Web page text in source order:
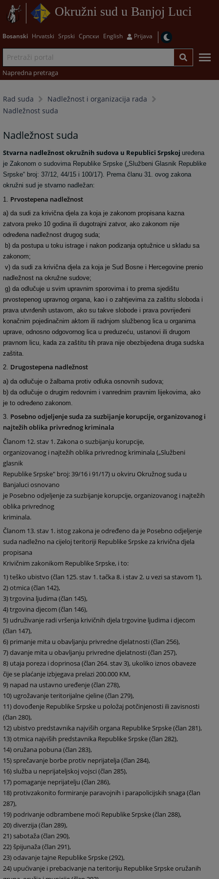
Okružni sud u Banjoj Luci
Bosanski Hrvatski Srpski Српски English Prijava
Napredna pretraga
Rad suda
Nadležnost i organizacija rada
Nadležnost suda
Nadležnost suda
Stvarna nadležnost okružnih sudova u Republici Srpskoj uređena
je Zakonom o sudovima Republike Srpske („Službeni Glasnik Republike
Srpske“ broj: 37/12, 44/15 i 100/17). Prema članu 31. ovog zakona
okružni sud je stvarno nadležan:
1. Prvostepena nadležnost
a) da sudi za krivična djela za koja je zakonom propisana kazna
zatvora preko 10 godina ili dugotrajni zatvor, ako zakonom nije
određena nadležnost drugog suda;
b) da postupa u toku istrage i nakon podizanja optužnice u skladu sa
zakonom;
v) da sudi za krivična djela za koja je Sud Bosne i Hercegovine prenio
nadležnost na okružne sudove;
g) da odlučuje u svim upravnim sporovima i to prema sjedištu
prvostepenog upravnog organa, kao i o zahtjevima za zaštitu sloboda i
prava utvrđenih ustavom, ako su takve slobode i prava povrijeđeni
konačnim pojedinačnim aktom ili radnjom službenog lica u organima
uprave, odnosno odgovornog lica u preduzeću, ustanovi ili drugom
pravnom licu, kada za zaštitu tih prava nije obezbijeđena druga sudska
zaštita.
2. Drugostepena nadležnost
a) da odlučuje o žalbama protiv odluka osnovnih sudova;
b) da odlučuje o drugim redovnim i vanrednim pravnim lijekovima, ako
je to određeno zakonom.
3. Posebno odjeljenje suda za suzbijanje korupcije, organizovanog i
najtežih oblika privrednog kriminala
Članom 12. stav 1. Zakona o suzbijanju korupcije,
organizovanog i najtežih oblika privrednog kriminala („Službeni
glasnik
Republike Srpske" broj: 39/16 i 91/17) u okviru Okružnog suda u
Banjaluci osnovano
je Posebno odjeljenje za suzbijanje korupcije, organizovanog i najtežih
oblika privrednog
kriminala.
Članom 13. stav 1. istog zakona je određeno da je Posebno odjeljenje
suda nadležno na cijeloj teritoriji Republike Srpske za krivična djela
propisana
Krivičnim zakonikom Republike Srpske, i to:
1)teško ubistvo (član 125. stav 1. tačka8. i stav 2. u vezi sa stavom 1),
2)otmica (član 142),
3)trgovina ljudima (član 145),
4)trgovina djecom(član 146),
5) udruživanje radi vršenja krivičnih djela trgovine ljudima i djecom
(član 147),
6) primanje mita u obavljanju privredne djelatnosti (član 256),
7)davanje mita u obavljanju privredne djelatnosti (član 257),
8) utaja poreza i doprinosa (član 264. stav 3), ukoliko iznos obaveze
čije se plaćanje izbjegava prelazi 200.000 KM,
9) napad na ustavno uređenje (član 278),
10) ugrožavanjeteritorijalne cjeline (član 279),
11)dovođenje RepublikeSrpske u položaj potčinjenosti ili zavisnosti
(član 280),
12) ubistvo predstavnika najviših organa Republike Srpske (član 281),
13)otmica najviših predstavnika Republike Srpske (član 282),
14)oružana pobuna(član 283),
15)sprečavanje borbe protiv neprijatelja (član 284),
16)služba u neprijateljskojvojsci (član 285),
17) pomaganje neprijatelju(član 286),
18) protivzakonitoformiranje paravojnih i parapolicijskih snaga (član
287),
19) podrivanje odbrambene moći Republike Srpske (član 288),
20)diverzija (član289),
21)sabotaža (član290),
22)špijunaža (član291),
23)odavanje tajne Republike Srpske (292),
24) upućivanje i prebacivanje na teritoriju Republike Srpske oružanih